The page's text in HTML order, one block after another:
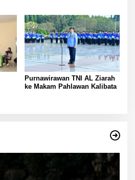
Purnawirawan TNI AL Ziarah
ke Makam Pahlawan Kalibata